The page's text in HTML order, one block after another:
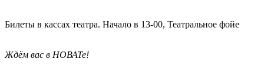
Билеты в кассах театра. Начало в 13-00, Театральное фойе
Ждём вас в НОВАТе!